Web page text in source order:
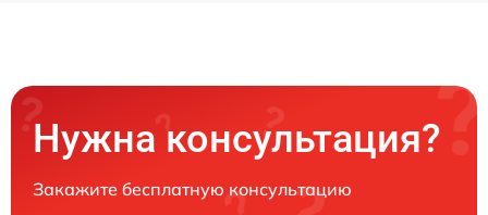
Нужна консультация?
Закажите бесплатную консультацию